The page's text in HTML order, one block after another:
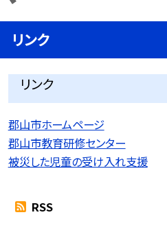
リンク
リンク
郡山市ホームページ
郡山市教育研修センター
被災した児童の受け入れ支援
RSS